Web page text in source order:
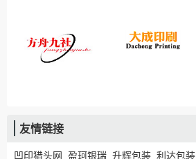
友情链接
凹印猎头网 盈珂银瑞 升辉包装 利达包装